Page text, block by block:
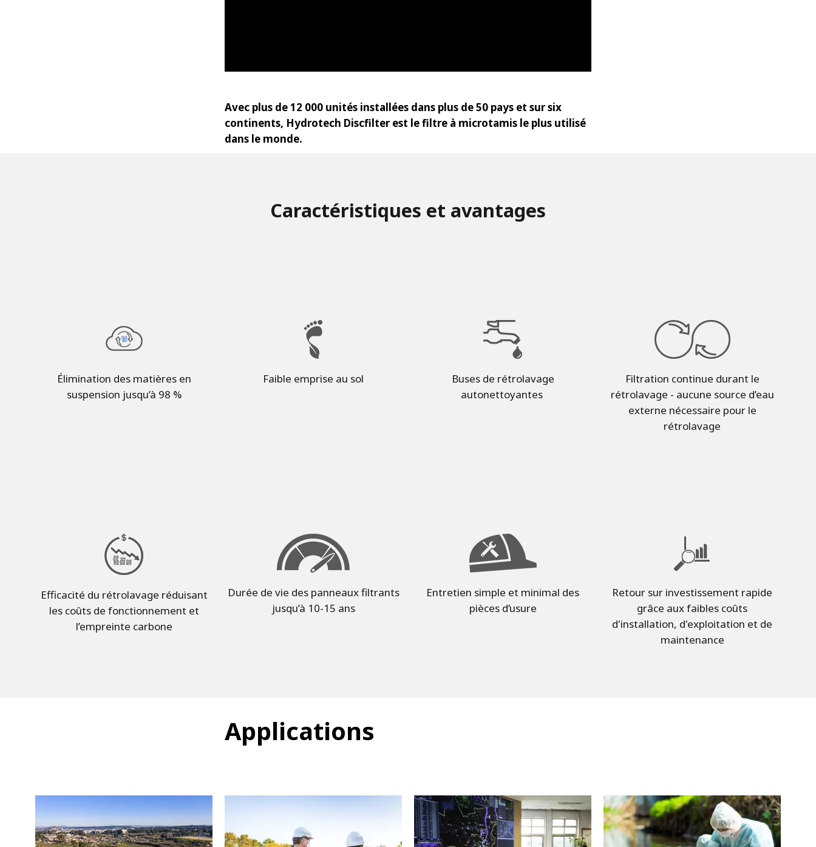
Avec plus de 12 000 unités installées dans plus de 50 pays et sur six
continents, Hydrotech Discfilter est le filtre à microtamis le plus utilisé
dans le monde.
Caractéristiques et avantages
Élimination des matières en
suspension jusqu’à 98 %
Faible emprise au sol
Buses de rétrolavage
autonettoyantes
Filtration continue durant le
rétrolavage - aucune source d’eau
externe nécessaire pour le
rétrolavage
Efficacité du rétrolavage réduisant
les coûts de fonctionnement et
l’empreinte carbone
Durée de vie des panneaux filtrants
jusqu’à 10-15 ans
Entretien simple et minimal des
pièces d’usure
Retour sur investissement rapide
grâce aux faibles coûts
d'installation, d'exploitation et de
maintenance
Applications